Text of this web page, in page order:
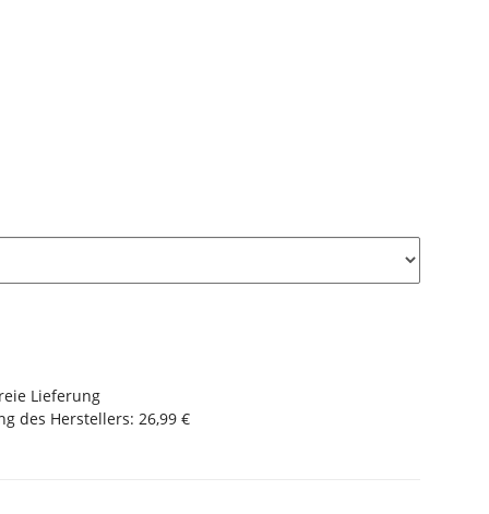
Lieferung
des Herstellers: 26,99 €